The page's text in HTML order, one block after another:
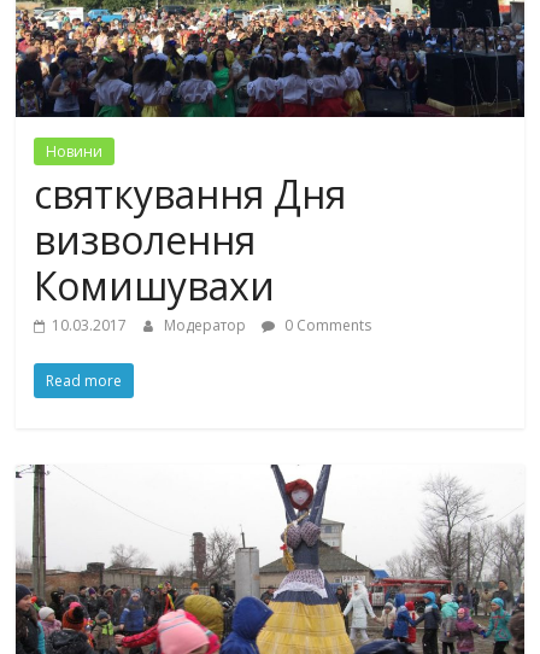
Новини
святкування Дня
визволення
Комишувахи
10.03.2017 Модератор 0 Comments
Read more